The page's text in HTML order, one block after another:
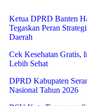
Ketua DPRD Banten
Tegaskan Peran
Daerah
Cek Kesehatan Gratis,
Lebih Sehat
DPRD Kabupaten
Nasional Tahun 2026